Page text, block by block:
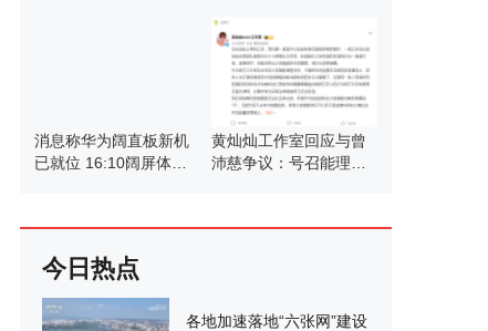
消息称华为阔直板新机
已就位 16:10阔屏体验
黄灿灿工作室回应与曾
沛慈争议：号召能理智
今日热点
各地加速落地“六张网”建设